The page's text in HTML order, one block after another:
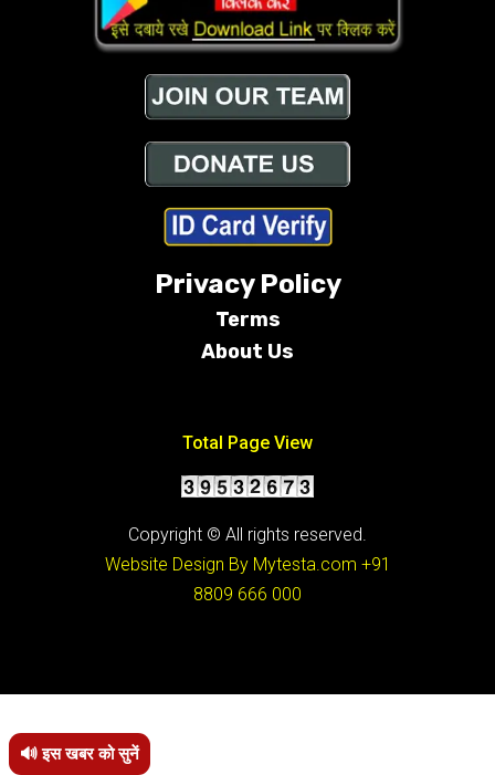
Privacy Policy
Terms
About Us
Total Page View
Copyright © All rights reserved.
Website Design By Mytesta.com +91
8809 666 000
🔊 इस खबर को सुनें